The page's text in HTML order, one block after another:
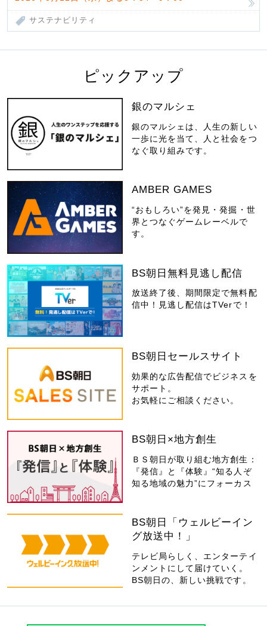
サステナビリティ
ピックアップ
銀のマルシェ
銀のマルシェは、人生の新しい
一歩に光を当て、人と社会をつ
なぐ取り組みです。
AMBER GAMES
“おもしろい”を発見・発掘・世
界とつなぐゲームレーベルで
す。
BS朝日無料見逃し配信
放送終了後、期間限定で無料配
信中！見逃し配信はTVerで！
BS朝日セールスサイト
効果的な広告配信でビジネスを
サポート。
お気軽にご相談ください。
BS朝日×地方創生
ＢＳ朝日が取り組む地方創生：
『発信』と『体験』“知る人ぞ
知る地域の魅力”にフォーカス
BS朝日「ウェルビーイン
グ放送中！」
テレビ局らしく、エンターテイ
ンメントにして届けていく。
BS朝日の、新しい挑戦です。